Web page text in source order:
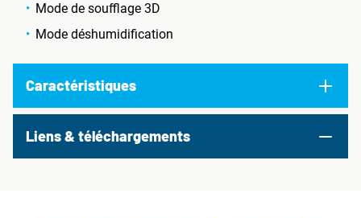
Mode de soufflage 3D
Mode déshumidification
Caractéristiques
Liens & téléchargements